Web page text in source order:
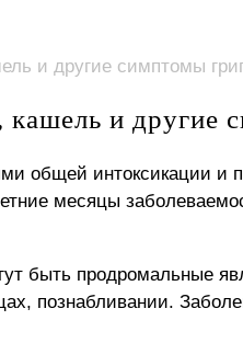
и другие симптомы
и другие
общей интоксикации и
месяцы
быть продромальные
познабливании.